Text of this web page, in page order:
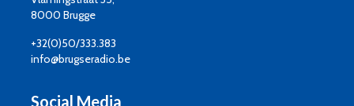
8000 Brugge
+32(0)50/333.383
info@brugseradio.be
Social Media